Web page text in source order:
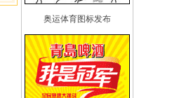
奥运体育图标发布